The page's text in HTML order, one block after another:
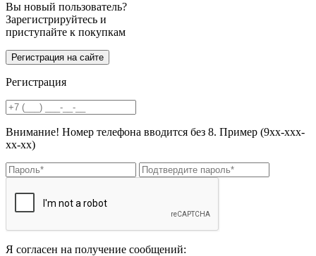
Вы новый пользователь?
Зарегистрируйтесь и
приступайте к покупкам
Регистрация
Внимание! Номер телефона вводится без 8. Пример (9хх-ххх-
хх-хх)
Я согласен на получение сообщений: